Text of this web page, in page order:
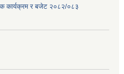
कार्यक्रम र बजेट २०८२/०८३